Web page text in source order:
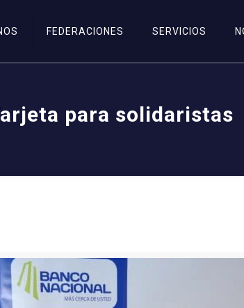
FEDERACIONES SERVICIOS
para solidaristas